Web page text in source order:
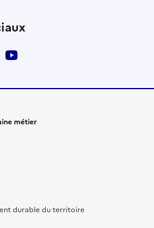
métier
durable du territoire